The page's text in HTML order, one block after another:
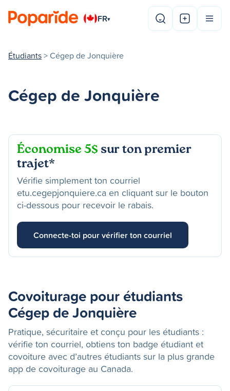
FR▾
Étudiants> Cégep de Jonquière
Cégep de Jonquière
Économise 5$ sur ton premier
trajet*
Vérifie simplement ton courriel
etu.cegepjonquiere.ca en cliquant sur le bouton
ci-dessous pour recevoir le rabais.
Connecte-toi pour vérifier ton courriel
Covoiturage pour étudiants
Cégep de Jonquière
Pratique, sécuritaire et conçu pour les étudiants :
vérifie ton courriel, obtiens ton badge étudiant et
covoiture avec d’autres étudiants sur la plus grande
app de covoiturage au Canada.